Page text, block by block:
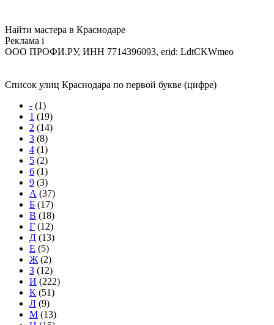
Найти мастера в Краснодаре
Реклама i
ООО ПРОФИ.РУ, ИНН 7714396093, erid: LdtCKWmeo
Список улиц Краснодара по первой букве (цифре)
- (1)
1 (19)
2 (14)
3 (8)
4 (1)
5 (2)
6 (1)
9 (3)
А (37)
Б (17)
В (18)
Г (12)
Д (13)
Е (5)
Ж (2)
З (12)
И (222)
К (51)
Л (9)
М (13)